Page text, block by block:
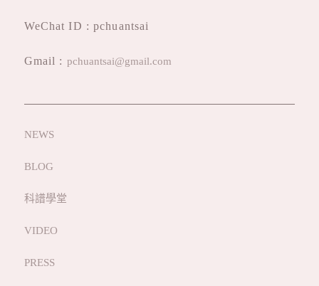
WeChat ID : pchuantsai
Gmail : pchuantsai@gmail.com
NEWS
BLOG
科譜學堂
VIDEO
PRESS